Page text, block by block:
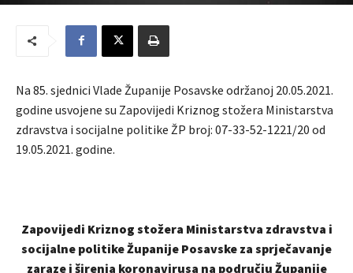
Na 85. sjednici Vlade Županije Posavske održanoj 20.05.2021.
godine usvojene su Zapovijedi Kriznog stožera Ministarstva
zdravstva i socijalne politike ŽP broj: 07-33-52-1221/20 od
19.05.2021. godine.
Zapovijedi Kriznog stožera Ministarstva zdravstva i
socijalne politike Županije Posavske za sprječavanje
zaraze i širenja koronavirusa na području Županije